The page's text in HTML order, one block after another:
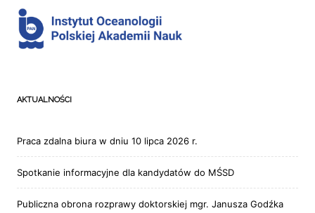
AKTUALNOŚCI
Praca zdalna biura w dniu 10 lipca 2026 r.
Spotkanie informacyjne dla kandydatów do MŚSD
Publiczna obrona rozprawy doktorskiej mgr. Janusza Godźka